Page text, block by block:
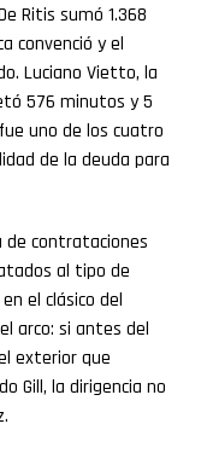
Ritis sumó 1.368
convenció y el
Luciano Vietto, la
576 minutos y 5
uno de los cuatro
de la deuda para
de contrataciones
al tipo de
el clásico del
arco: si antes del
exterior que
Gill, la dirigencia no